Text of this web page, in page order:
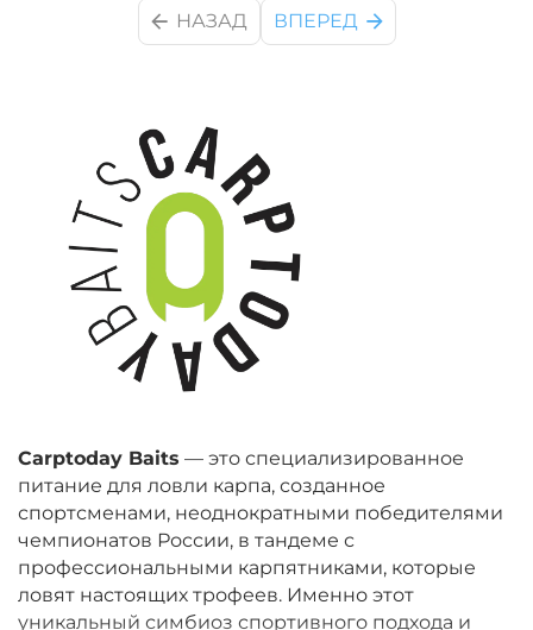
Carptoday Baits — это специализированное
питание для ловли карпа, созданное
спортсменами, неоднократными победителями
чемпионатов России, в тандеме с
профессиональными карпятниками, которые
ловят настоящих трофеев. Именно этот
уникальный симбиоз спортивного подхода и
НАЗАД ВПЕРЕД